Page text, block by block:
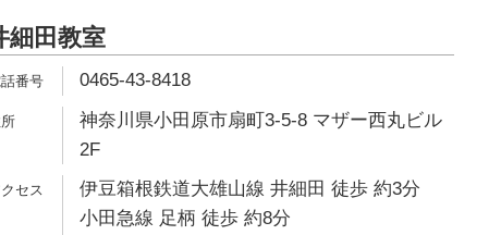
細田教室
0465-43-8418
神奈川県小田原市扇町3-5-8 マザー西丸ビル
2F
伊豆箱根鉄道大雄山線 井細田 徒歩 約3分
小田急線 足柄 徒歩 約8分